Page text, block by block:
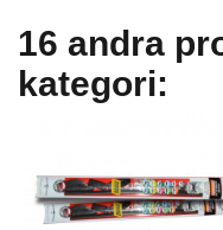
16 andra
kategori: